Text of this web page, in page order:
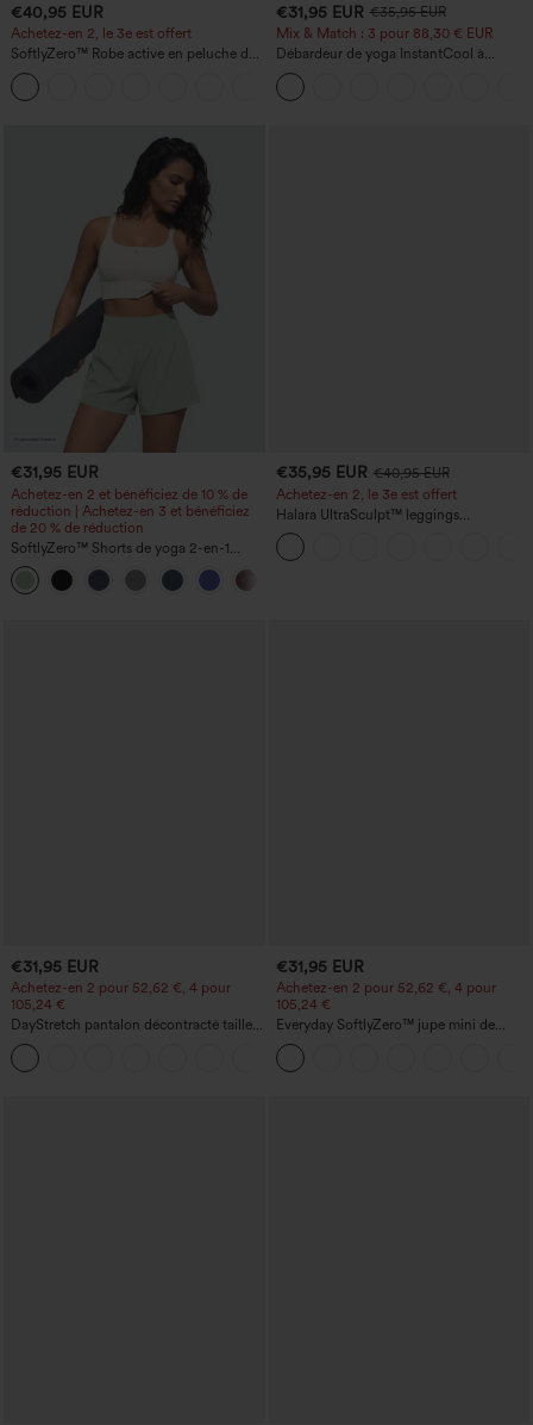
€40,95 EUR
Achetez-en 2, le 3e est offert
SoftlyZero™ Robe active en peluche dos
nu — Édition Hyper Facile
€31,95 EUR €35,95 EUR
Mix & Match : 3 pour 88,30 € EUR
Débardeur de yoga InstantCool à
encolure en U et ourlet arrondi –
UPF50+
€31,95 EUR
Achetez-en 2 et bénéficiez de 10 % de
réduction | Achetez-en 3 et bénéficiez
de 20 % de réduction
SoftlyZero™ Shorts de yoga 2-en-1
InstantCool, super taille haute, aérés, 5''
avec poches — longueur allongée
€35,95 EUR €40,95 EUR
Achetez-en 2, le 3e est offert
Halara UltraSculpt™ leggings
d'entraînement taille haute — fronces
liftantes pour le fessier, maintien gainant
du ventre et poche
€31,95 EUR
Achetez-en 2 pour 52,62 €, 4 pour
105,24 €
DayStretch pantalon décontracté taille
haute avec poches et coupe droite
€31,95 EUR
Achetez-en 2 pour 52,62 €, 4 pour
105,24 €
Everyday SoftlyZero™ jupe mini de
tennis aérée à pans croisés 2-en-1 avec
poche latérale et toucher frais - Lucid-
UPF50+